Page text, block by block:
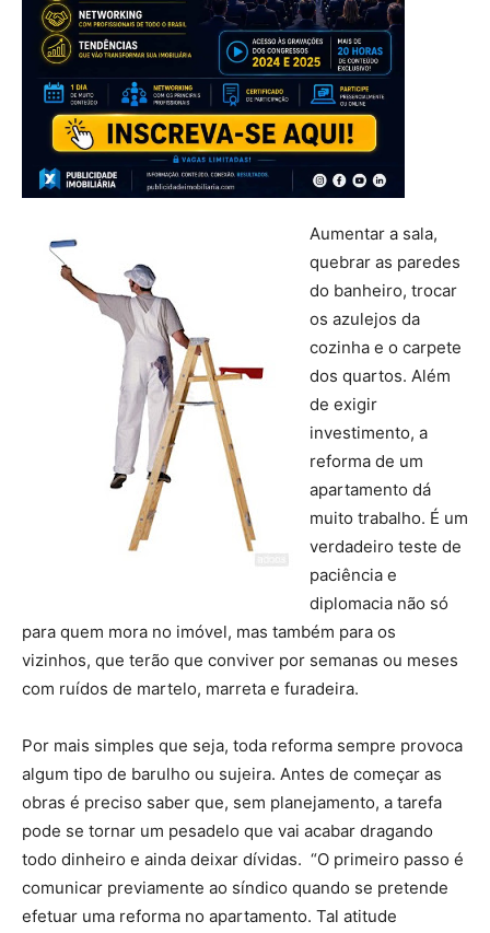
Aumentar a sala,
quebrar as paredes
do banheiro, trocar
os azulejos da
cozinha e o carpete
dos quartos. Além
de exigir
investimento, a
reforma de um
apartamento dá
muito trabalho. É um
verdadeiro teste de
paciência e
diplomacia não só
para quem mora no imóvel, mas também para os
vizinhos, que terão que conviver por semanas ou meses
com ruídos de martelo, marreta e furadeira.
Por mais simples que seja, toda reforma sempre provoca
algum tipo de barulho ou sujeira. Antes de começar as
obras é preciso saber que, sem planejamento, a tarefa
pode se tornar um pesadelo que vai acabar dragando
todo dinheiro e ainda deixar dívidas. “O primeiro passo é
comunicar previamente ao síndico quando se pretende
efetuar uma reforma no apartamento. Tal atitude